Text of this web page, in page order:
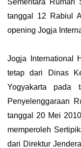
Sementara Rumah
tanggal 12 Rabiul
opening Jogja
Jogja International
tetap dari Dinas
Yogyakarta
Penyelenggaraan
tanggal 20 Mei
memperoleh
dari Direktur